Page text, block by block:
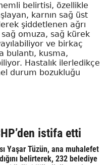
belirtisi, özellikle
karnın sağ üst
şiddetlenen ağrı
omuza, sağ kürek
ve birkaç
bulantı, kusma,
Hastalık ilerledikçe
durum bozukluğu
istifa etti
Yaşar Tüzün, ana muhalefet
belirterek, 232 belediye